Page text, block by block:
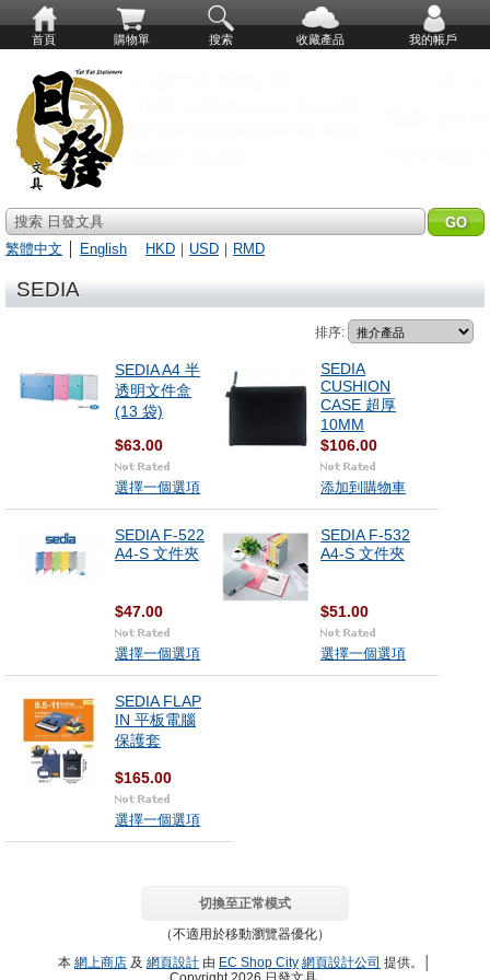
首頁 購物單 搜索 收藏產品 我的帳戶
搜索 日發文具
繁體中文
English HKD ｜ USD ｜ RMD
SEDIA
排序:
SEDIA A4 半
透明文件盒
(13 袋)
$63.00
選擇一個選項
SEDIA
CUSHION
CASE 超厚
10MM
$106.00
添加到購物車
SEDIA F-522
A4-S 文件夾
$47.00
選擇一個選項
SEDIA F-532
A4-S 文件夾
$51.00
選擇一個選項
SEDIA FLAP
IN 平板電腦
保護套
$165.00
選擇一個選項
切換至正常模式
（不適用於移動瀏覽器優化）
本 網上商店 及 網頁設計 由 EC Shop City 網頁設計公司 提供。│